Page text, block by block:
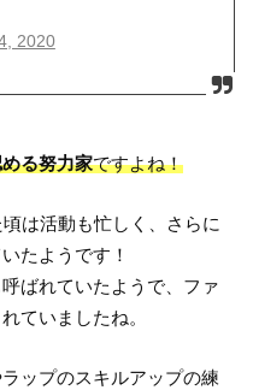
2020
る努力家ですよね！
は活動も忙しく、さらに
たようです！
呼ばれていたようで、ファ
ていましたね。
ップのスキルアップの練